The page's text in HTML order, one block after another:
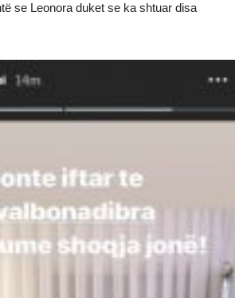
se Leonora duket se ka shtuar disa